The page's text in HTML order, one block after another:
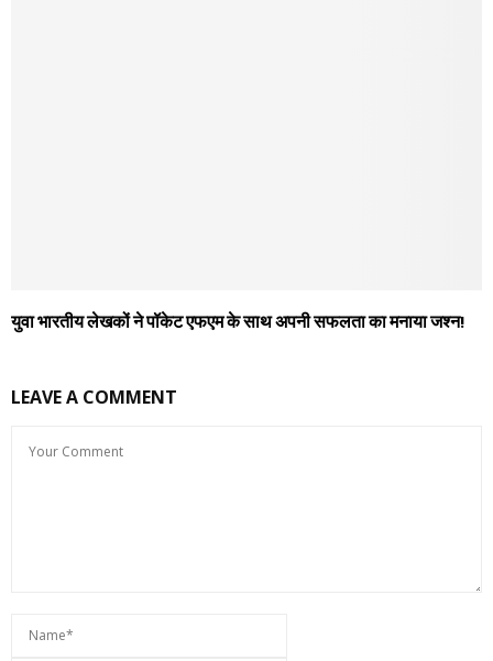
युवा भारतीय लेखकों ने पॉकेट एफएम के साथ अपनी सफलता का मनाया जश्न!
LEAVE A COMMENT